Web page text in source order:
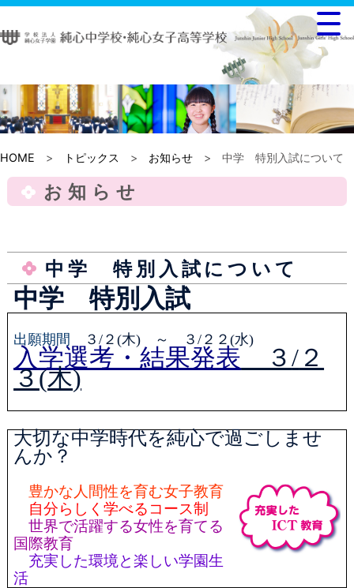
HOME > トピックス > お知らせ > 中学 特別入試について
お知らせ
中学 特別入試について
中学 特別入試
出願期間 ３/ ２(木) ～ ３/ ２２(水)
入学選考・結果発表 ３/ ２
３(木)
大切な中学時代を純心で過ごしませ
んか？
豊かな人間性を育む女子教育
自分らしく学べるコース制
世界で活躍する女性を育てる
国際教育
充実した環境と楽しい学園生
活